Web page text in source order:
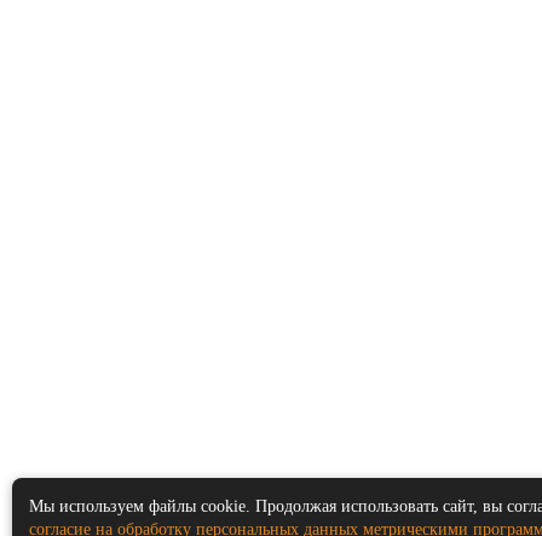
Мы используем файлы cookie. Продолжая использовать сайт, вы
согласие на обработку персональных данных метрическими